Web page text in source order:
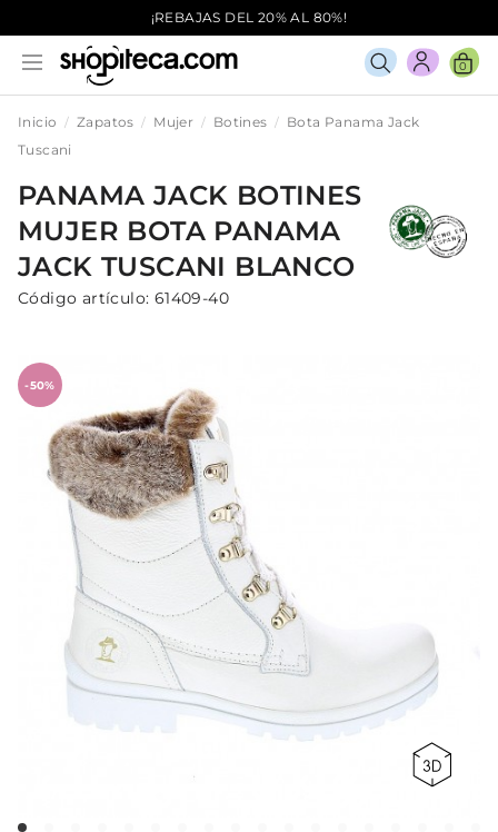
¡REBAJAS DEL 20% AL 80%!
0
Inicio Zapatos Mujer Botines
Bota Panama Jack
Tuscani
PANAMA JACK BOTINES
MUJER BOTA PANAMA
JACK TUSCANI BLANCO
Código artículo: 61409-40
-50%